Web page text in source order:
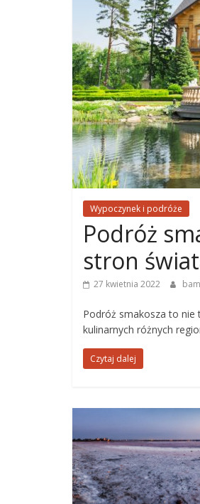
Wypoczynek i podróże
Podróż
stron
27 kwietnia 2022
Podróż smakosza to nie
kulinarnych różnych
Czytaj dalej